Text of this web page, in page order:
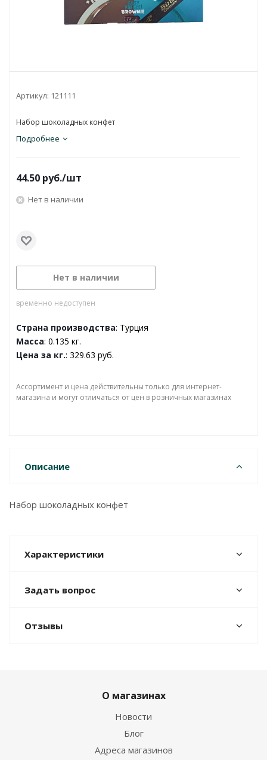
Артикул: 121111
Набор шоколадных конфет
Подробнее
44.50 руб./шт
Нет в наличии
Нет в наличии
временно недоступен
Страна производства: Турция
Масса: 0.135 кг.
Цена за кг.: 329.63 руб.
Ассортимент и цена действительны только для интернет-
магазина и могут отличаться от цен в розничных магазинах
Описание
Набор шоколадных конфет
Характеристики
Задать вопрос
Отзывы
О магазинах
Новости
Блог
Адреса магазинов